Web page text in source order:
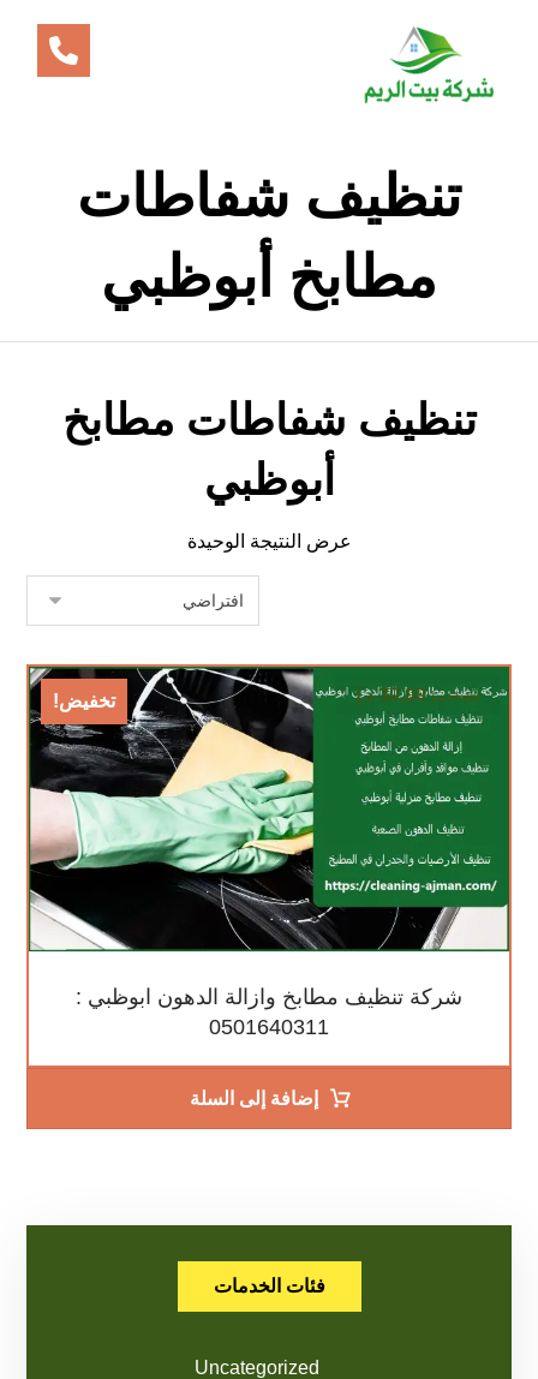
تنظيف شفاطات
مطابخ أبوظبي
تنظيف شفاطات مطابخ
أبوظبي
عرض النتيجة الوحيدة
تخفيض!
شركة تنظيف مطابخ وازالة الدهون ابوظبي :
0501640311
65,00 د.إ 30,00 د.إ
إضافة إلى السلة
فئات الخدمات
Uncategorized